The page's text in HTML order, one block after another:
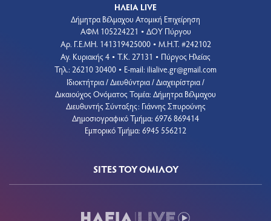
ΗΛΕΙΑ LIVE
Δήμητρα Βέλμαχου Ατομική Επιχείρηση
ΑΦΜ 105224221 • ΔΟΥ Πύργου
Aρ. Γ.Ε.ΜΗ. 141319425000 • Μ.Η.Τ. #242102
Αγ. Κυριακής 4 • Τ.Κ. 27131 • Πύργος Ηλείας
Τηλ.: 26210 30400 • E-mail: ilialive.gr@gmail.com
Ιδιοκτήτρια / Διευθύντρια / Διαχειρίστρια /
Δικαιούχος Ονόματος Τομέα: Δήμητρα Βέλμαχου
Διευθυντής Σύνταξης: Γιάννης Σπυρούνης
Δημοσιογραφικό Τμήμα: 6976 869414
Εμπορικό Τμήμα: 6945 556212
SITES ΤΟΥ ΟΜΙΛΟΥ